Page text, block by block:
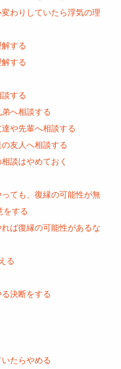
わりしていたら浮気の理
する
する
する
へ相談する
や先輩へ相談する
友人へ相談する
談はやめておく
ても、復縁の可能性が無
をする
ば復縁の可能性があるな
る
決断をする
たらやめる